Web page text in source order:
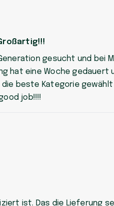
gesucht und
hat eine Woche gedauert
beste Kategorie
job!!!!
ist. Das die Lieferung